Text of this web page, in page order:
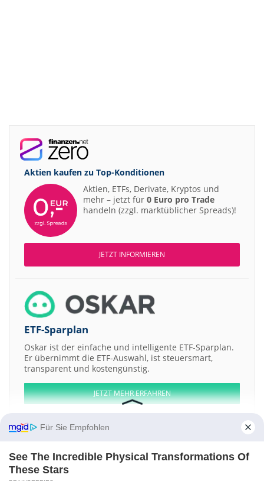
Aktien kaufen zu Top-Konditionen
Aktien, ETFs, Derivate, Kryptos und
mehr – jetzt für 0 Euro pro Trade
handeln (zzgl. marktüblicher Spreads)!
JETZT INFORMIEREN
ETF-Sparplan
Oskar ist der einfache und intelligente ETF-Sparplan.
Er übernimmt die ETF-Auswahl, ist steuersmart,
transparent und kostengünstig.
JETZT MEHR ERFAHREN
Aktien ATX DAX EuroStoxx 50 Dow Jones NASDAQ 100 Nikkei 225
Für Sie Empfohlen
See The Incredible Physical Transformations Of
These Stars